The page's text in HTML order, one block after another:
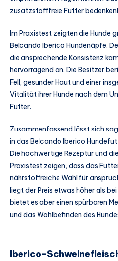
zusatzstofffreie Futter
Im Praxistest zeigten die Hunde
Belcando Iberico Hundenäpfe.
die ansprechende Konsistenz
hervorragend an. Die Besitzer
Fell, gesunder Haut und einer
Vitalität ihrer Hunde nach dem
Futter.
Zusammenfassend lässt sich
in das Belcando Iberico
Die hochwertige Rezeptur und
Praxistest zeigen, dass das
nährstoffreiche Wahl für
liegt der Preis etwas höher als
bietet es aber einen spürbaren
und das Wohlbefinden des
Iberico-